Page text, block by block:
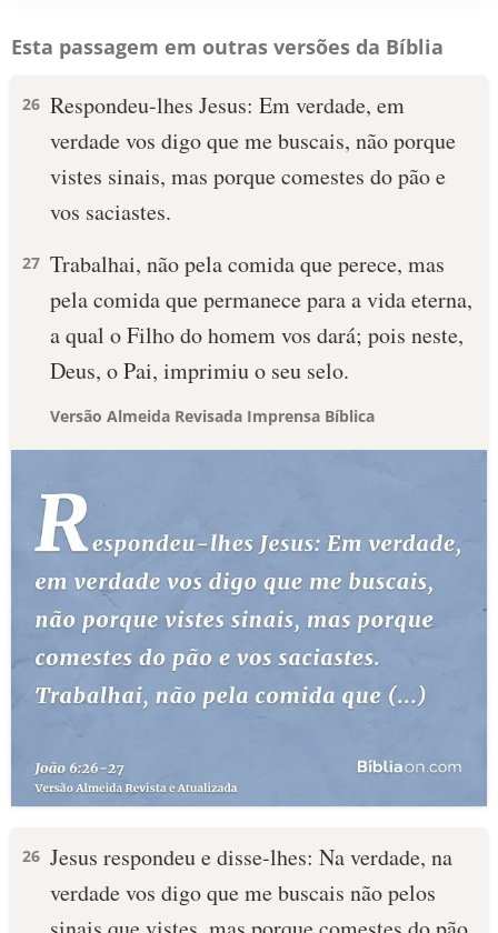
Esta passagem em outras versões da Bíblia
26 Respondeu-lhes Jesus: Em verdade, em
verdade vos digo que me buscais, não porque
vistes sinais, mas porque comestes do pão e
vos saciastes.
27 Trabalhai, não pela comida que perece, mas
pela comida que permanece para a vida eterna,
a qual o Filho do homem vos dará; pois neste,
Deus, o Pai, imprimiu o seu selo.
Versão Almeida Revisada Imprensa Bíblica
26 Jesus respondeu e disse-lhes: Na verdade, na
verdade vos digo que me buscais não pelos